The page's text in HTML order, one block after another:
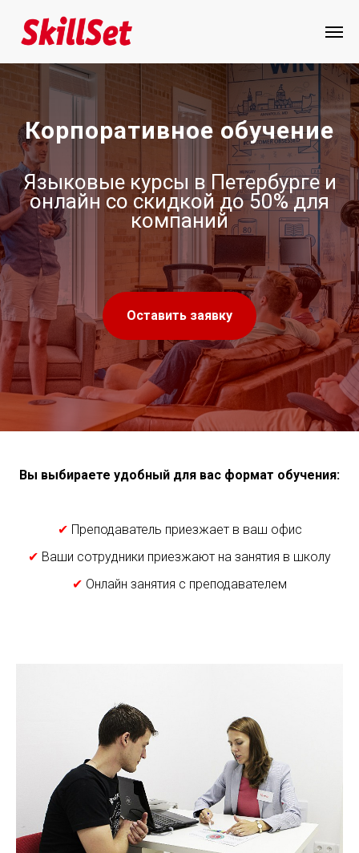
Корпоративное обучение
Языковые курсы в Петербурге и
онлайн со скидкой до 50% для
компаний
Оставить заявку
Вы выбираете удобный для вас формат обучения:
✔ Преподаватель приезжает в ваш офис
✔ Ваши сотрудники приезжают на занятия в школу
✔ Онлайн занятия с преподавателем